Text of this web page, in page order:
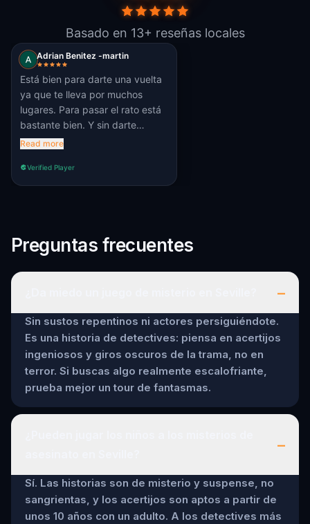
Basado en 13+ reseñas locales
Adrian Benitez -martin
Está bien para darte una vuelta
ya que te lleva por muchos
lugares. Para pasar el rato está
bastante bien. Y sin darte
cuenta estás andando sin parar
Read more
Verified Player
Preguntas frecuentes
–
Sin sustos repentinos ni actores persiguiéndote.
Es una historia de detectives: piensa en acertijos
ingeniosos y giros oscuros de la trama, no en
terror. Si buscas algo realmente escalofriante,
prueba mejor un tour de fantasmas.
–
Sí. Las historias son de misterio y suspense, no
sangrientas, y los acertijos son aptos a partir de
unos 10 años con un adulto. A los detectives más